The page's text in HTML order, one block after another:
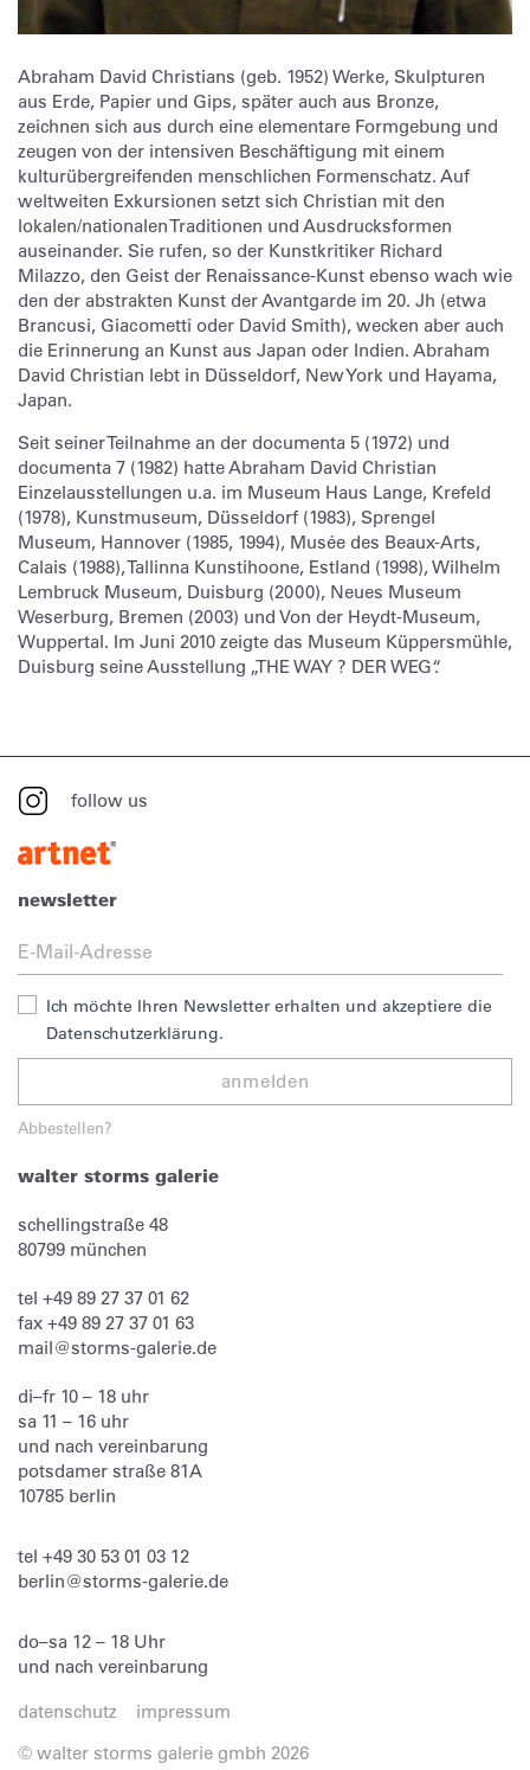
Abraham David Christians (geb. 1952) Werke, Skulpturen
aus Erde, Papier und Gips, später auch aus Bronze,
zeichnen sich aus durch eine elementare Formgebung und
zeugen von der intensiven Beschäftigung mit einem
kulturübergreifenden menschlichen Formenschatz. Auf
weltweiten Exkursionen setzt sich Christian mit den
lokalen/nationalen Traditionen und Ausdrucksformen
auseinander. Sie rufen, so der Kunstkritiker Richard
Milazzo, den Geist der Renaissance-Kunst ebenso wach wie
den der abstrakten Kunst der Avantgarde im 20. Jh (etwa
Brancusi, Giacometti oder David Smith), wecken aber auch
die Erinnerung an Kunst aus Japan oder Indien. Abraham
David Christian lebt in Düsseldorf, New York und Hayama,
Japan.
Seit seiner Teilnahme an der documenta 5 (1972) und
documenta 7 (1982) hatte Abraham David Christian
Einzelausstellungen u.a. im Museum Haus Lange, Krefeld
(1978), Kunstmuseum, Düsseldorf (1983), Sprengel
Museum, Hannover (1985, 1994), Musée des Beaux-Arts,
Calais (1988), Tallinna Kunstihoone, Estland (1998), Wilhelm
Lembruck Museum, Duisburg (2000), Neues Museum
Weserburg, Bremen (2003) und Von der Heydt-Museum,
Wuppertal. Im Juni 2010 zeigte das Museum Küppersmühle,
Duisburg seine Ausstellung „THE WAY ? DER WEG“.
follow us
newsletter
Ich möchte Ihren Newsletter erhalten und akzeptiere die
Datenschutzerklärung.
anmelden
Abbestellen?
walter storms galerie
schellingstraße 48
80799 münchen
tel +49 89 27 37 01 62
fax +49 89 27 37 01 63
mail@storms-galerie.de
di–fr 10 – 18 uhr
sa 11 – 16 uhr
und nach vereinbarung
potsdamer straße 81A
10785 berlin
tel +49 30 53 01 03 12
berlin@storms-galerie.de
do–sa 12 – 18 Uhr
und nach vereinbarung
datenschutz
impressum
© walter storms galerie gmbh 2026